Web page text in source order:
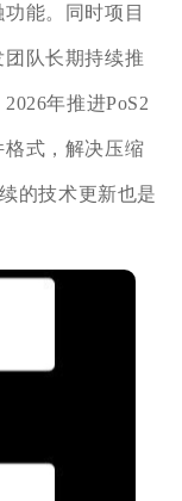
能。同时项目
队长期持续推
年推进PoS2
式，解决压缩
的技术更新也是